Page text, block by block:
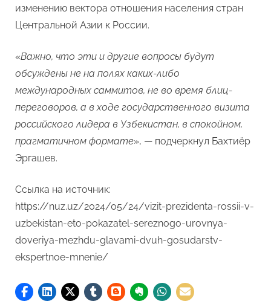
изменению вектора отношения населения стран
Центральной Азии к России.
«Важно, что эти и другие вопросы будут
обсуждены не на полях каких-либо
международных саммитов, не во время блиц-
переговоров, а в ходе государственного визита
российского лидера в Узбекистан, в спокойном,
прагматичном формате», — подчеркнул Бахтиёр
Эргашев.
Ссылка на источник:
https://nuz.uz/2024/05/24/vizit-prezidenta-rossii-v-
uzbekistan-eto-pokazatel-sereznogo-urovnya-
doveriya-mezhdu-glavami-dvuh-gosudarstv-
ekspertnoe-mnenie/